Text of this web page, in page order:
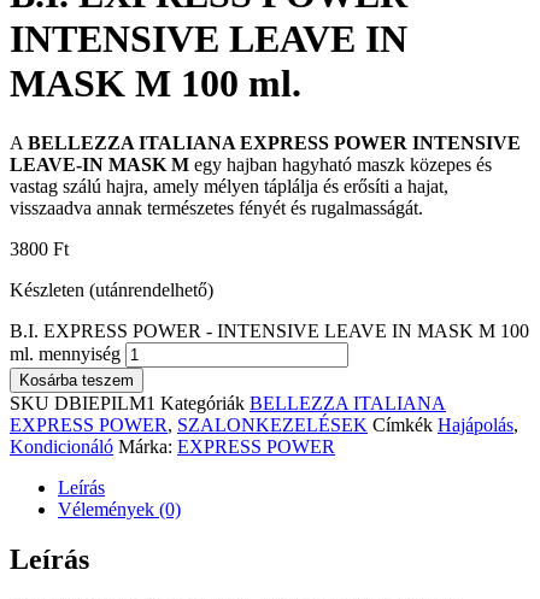
INTENSIVE LEAVE IN
MASK M 100 ml.
A BELLEZZA ITALIANA EXPRESS POWER INTENSIVE
LEAVE-IN MASK M egy hajban hagyható maszk közepes és
vastag szálú hajra, amely mélyen táplálja és erősíti a hajat,
visszaadva annak természetes fényét és rugalmasságát.
3800 Ft
Készleten (utánrendelhető)
B.I. EXPRESS POWER - INTENSIVE LEAVE IN MASK M 100
ml. mennyiség
Kosárba teszem
SKU DBIEPILM1 Kategóriák BELLEZZA ITALIANA
EXPRESS POWER, SZALONKEZELÉSEK Címkék Hajápolás,
Kondicionáló Márka: EXPRESS POWER
Leírás
Vélemények (0)
Leírás